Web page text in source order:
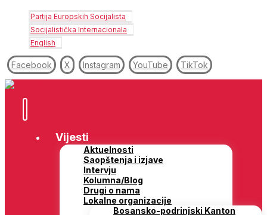
Partija Europskih Socijalista
Socijalistička Internacionala
English
Facebook X Instagram YouTube TikTok
Vijesti
Aktuelnosti
Saopštenja i izjave
Intervju
Kolumna/Blog
Drugi o nama
Lokalne organizacije
Bosansko-podrinjski Kanton